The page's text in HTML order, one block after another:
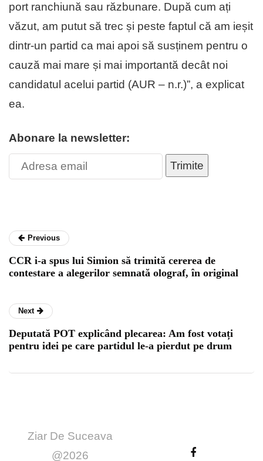
port ranchiună sau răzbunare. După cum ați
văzut, am putut să trec și peste faptul că am ieșit
dintr-un partid ca mai apoi să susținem pentru o
cauză mai mare și mai importantă decât noi
candidatul acelui partid (AUR – n.r.)”, a explicat
ea.
Abonare la newsletter:
Trimite
Previous
CCR i-a spus lui Simion să trimită cererea de
contestare a alegerilor semnată olograf, în original
Next
Deputată POT explicând plecarea: Am fost votați
pentru idei pe care partidul le-a pierdut pe drum
Ziar De Suceava
@2026